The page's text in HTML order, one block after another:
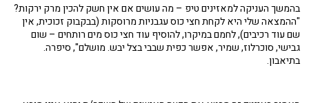
בהמשך העניקה למאזינים טיפ – מה עושים אם אין חשק להכין מרק ירקות?
"ההמצאה שלי היא לקחת חצי כוס עגבניות מרוסקות (בבקבוק זכוכית, אין
שם עוד רכיבים), לחמם במיקרו, להוסיף עוד חצי כוס מים רותחים – שום
גבישי, סוכרלוז, שמיר, אפשר כפית שבבי בצל יבש. מושלם", סיפרה.
בתיאבון.